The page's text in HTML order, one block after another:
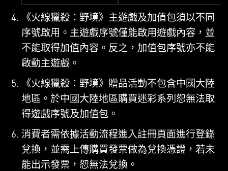
《火線獵殺：野境》主遊戲及加值包須以不同
序號啟用。主遊戲序號僅能啟用遊戲內容，並
不能取得加值內容。反之，加值包序號亦不能
啟動主遊戲。
《火線獵殺：野境》贈品活動不包含中國大陸
地區。於中國大陸地區購買迷彩系列恕無法取
得遊戲序號及加值包。
消費者需依據活動流程進入註冊頁面進行登錄
兌換，並需上傳購買發票做為兌換憑證，若未
能出示發票，恕無法兌換。